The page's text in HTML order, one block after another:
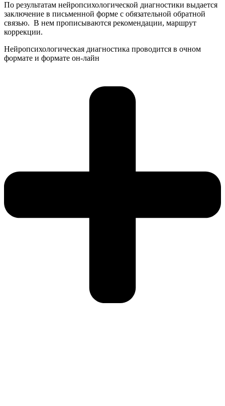
По результатам нейропсихологической диагностики выдается
заключение в письменной форме с обязательной обратной
связью. В нем прописываются рекомендации, маршрут
коррекции.
Нейропсихологическая диагностика проводится в очном
формате и формате он-лайн